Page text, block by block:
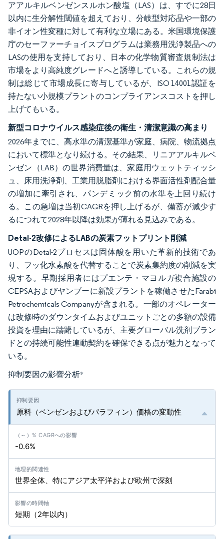
アアルキルベンゼンスルホン酸塩（LAS）は、すでに28日
以内に生分解性閾値を超えており、分岐型対応品や一部の
非イオン性変種に対して有利な立場にある。米国環境保護
庁のセーファーチョイスプログラムは業務用洗浄製品への
LASの使用を支持しており、日本の化学物質審査規制法は
市場をより高純度グレードへと誘導している。これらの規
制は総じて市場成長に寄与しているが、ISO 14001認証を
持たない小規模プラントのコンプライアンスコストを押し
上げてもいる。
新型コロナウイルス感染症後の衛生・清潔意識の高まり
2026年までに、高水準の清潔基準が家庭、病院、物流拠点
において標準となり続ける。その結果、リニアアルキルベ
ンゼン（LAB）の世界消費量は、家庭用ウェットティッシ
ュ、床用洗浄剤、工業用脱脂剤における界面活性剤配合量
の増加に牽引され、パンデミック前の水準を上回り続け
る。この急増は当初CAGRを押し上げるが、備蓄が減少す
るにつれて2028年以降は効果が薄れる見込みである。
Detal-2改修によるLABの炭素フットプリント削減
UOPのDetal-2プロセスは固体酸を用いた革新的技術であ
り、フッ化水素酸を代替することで炭素集約度の削減を実
現する。早期採用者にはプエンテ・マヨルガ複合施設の
CEPSAおよびヤンブーに新設プラントを稼働させたFarabi
Petrochemicals Companyが含まれる。一部のオペレーター
は改修時のダウンタイムおよびユニットごとの多額の設備
投資を理由に躊躇しているが、主要グローバル洗剤ブラン
ドとの持続可能性連動契約を確保できる点が魅力となって
いる。
抑制要因の影響分析*
原料（ベンゼンおよびパラフィン）価格の変動性
-0.6%
世界全体、特にアジア太平洋および欧州で深刻
短期（2年以内）